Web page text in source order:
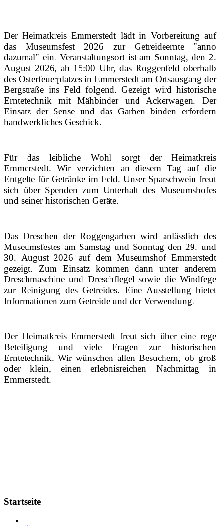
Der Heimatkreis Emmerstedt lädt in Vorbereitung auf
das Museumsfest 2026 zur Getreideernte "anno
dazumal" ein. Veranstaltungsort ist am Sonntag, den 2.
August 2026, ab 15:00 Uhr, das Roggenfeld oberhalb
des Osterfeuerplatzes in Emmerstedt am Ortsausgang der
Bergstraße ins Feld folgend. Gezeigt wird historische
Erntetechnik mit Mähbinder und Ackerwagen. Der
Einsatz der Sense und das Garben binden erfordern
handwerkliches Geschick.
Für das leibliche Wohl sorgt der Heimatkreis
Emmerstedt. Wir verzichten an diesem Tag auf die
Entgelte für Getränke im Feld. Unser Sparschwein freut
sich über Spenden zum Unterhalt des Museumshofes
und seiner historischen Geräte.
Das Dreschen der Roggengarben wird anlässlich des
Museumsfestes am Samstag und Sonntag den 29. und
30. August 2026 auf dem Museumshof Emmerstedt
gezeigt. Zum Einsatz kommen dann unter anderem
Dreschmaschine und Dreschflegel sowie die Windfege
zur Reinigung des Getreides. Eine Ausstellung bietet
Informationen zum Getreide und der Verwendung.
Der Heimatkreis Emmerstedt freut sich über eine rege
Beteiligung und viele Fragen zur historischen
Erntetechnik. Wir wünschen allen Besuchern, ob groß
oder klein, einen erlebnisreichen Nachmittag in
Emmerstedt.
Startseite